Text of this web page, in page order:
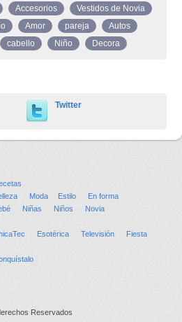
Accesorios
Vestidos de Novia
Amor pareja
Autos
cabello Niño Decora
Twitter
Moda Estilo
En forma
Niñas Niños
Novia
Esotérica Televisión
Fiesta
Reservados